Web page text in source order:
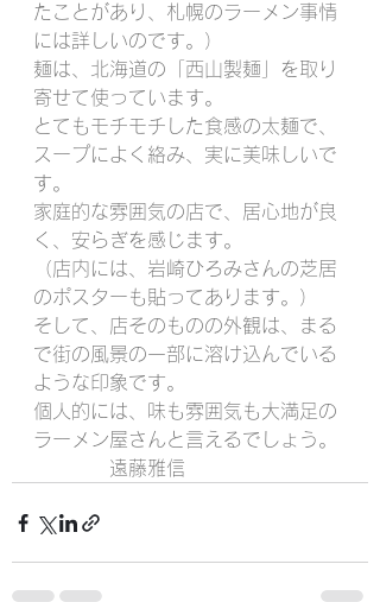
たことがあり、札幌のラーメン事情
には詳しいのです。）
麺は、北海道の「西山製麺」を取り
寄せて使っています。
とてもモチモチした食感の太麺で、
スープによく絡み、実に美味しいで
す。
家庭的な雰囲気の店で、居心地が良
く、安らぎを感じます。
（店内には、岩崎ひろみさんの芝居
のポスターも貼ってあります。）
そして、店そのものの外観は、まる
で街の風景の一部に溶け込んでいる
ような印象です。
個人的には、味も雰囲気も大満足の
ラーメン屋さんと言えるでしょう。
遠藤雅信